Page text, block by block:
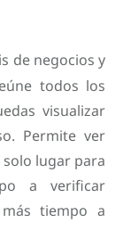
de negocios y
todos los
visualizar
Permite ver
lugar para
a verificar
tiempo a